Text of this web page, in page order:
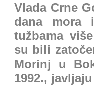
Vlada Crne
dana mora
tužbama
su bili
Morinj u
1992.,